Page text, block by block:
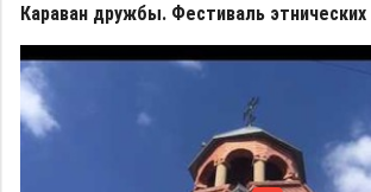
Караван дружбы. Фестиваль этнических